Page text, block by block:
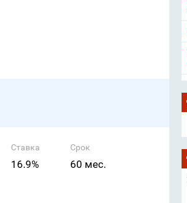
Ставка
16.9%
Срок
60 мес.